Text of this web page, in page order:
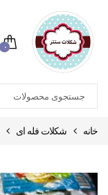
۰
خانه شکلات فله ای